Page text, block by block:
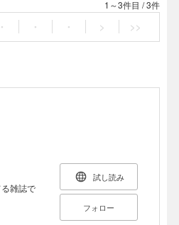
1～3件目 /3件
・ ・ ・ > >>
雑誌で
試し読み
フォロー